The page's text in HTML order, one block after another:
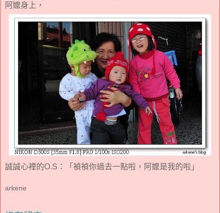
阿嬤身上，
誠誠心裡的O.S：「禎禎你過去一點啦，阿嬤是我的啦」
arkene